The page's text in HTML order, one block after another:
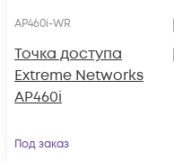
AP460i-WR
Точка доступа
Extreme Networks
AP460i
Под заказ